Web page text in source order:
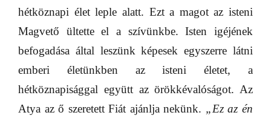
hétköznapi élet leple alatt. Ezt a magot az isteni
Magvető ültette el a szívünkbe. Isten igéjének
befogadása által leszünk képesek egyszerre látni
emberi életünkben az isteni életet, a
hétköznapisággal együtt az örökkévalóságot. Az
Atya az ő szeretett Fiát ajánlja nekünk. „Ez az én